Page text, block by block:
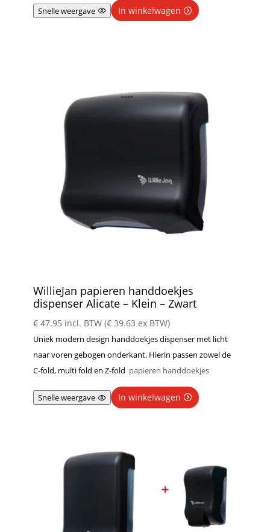
Snelle weergave In winkelwagen
WillieJan papieren handdoekjes
dispenser Alicate – Klein – Zwart
€47.95 incl. BTW (€39.63 ex BTW)
Uniek modern design handdoekjes dispenser met licht
naar voren gebogen onderkant. Hierin passen zowel de
C-fold, multi fold en Z-fold papieren handdoekjes
Snelle weergave In winkelwagen